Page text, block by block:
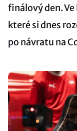
finálový den.
které si dnes
po návratu na